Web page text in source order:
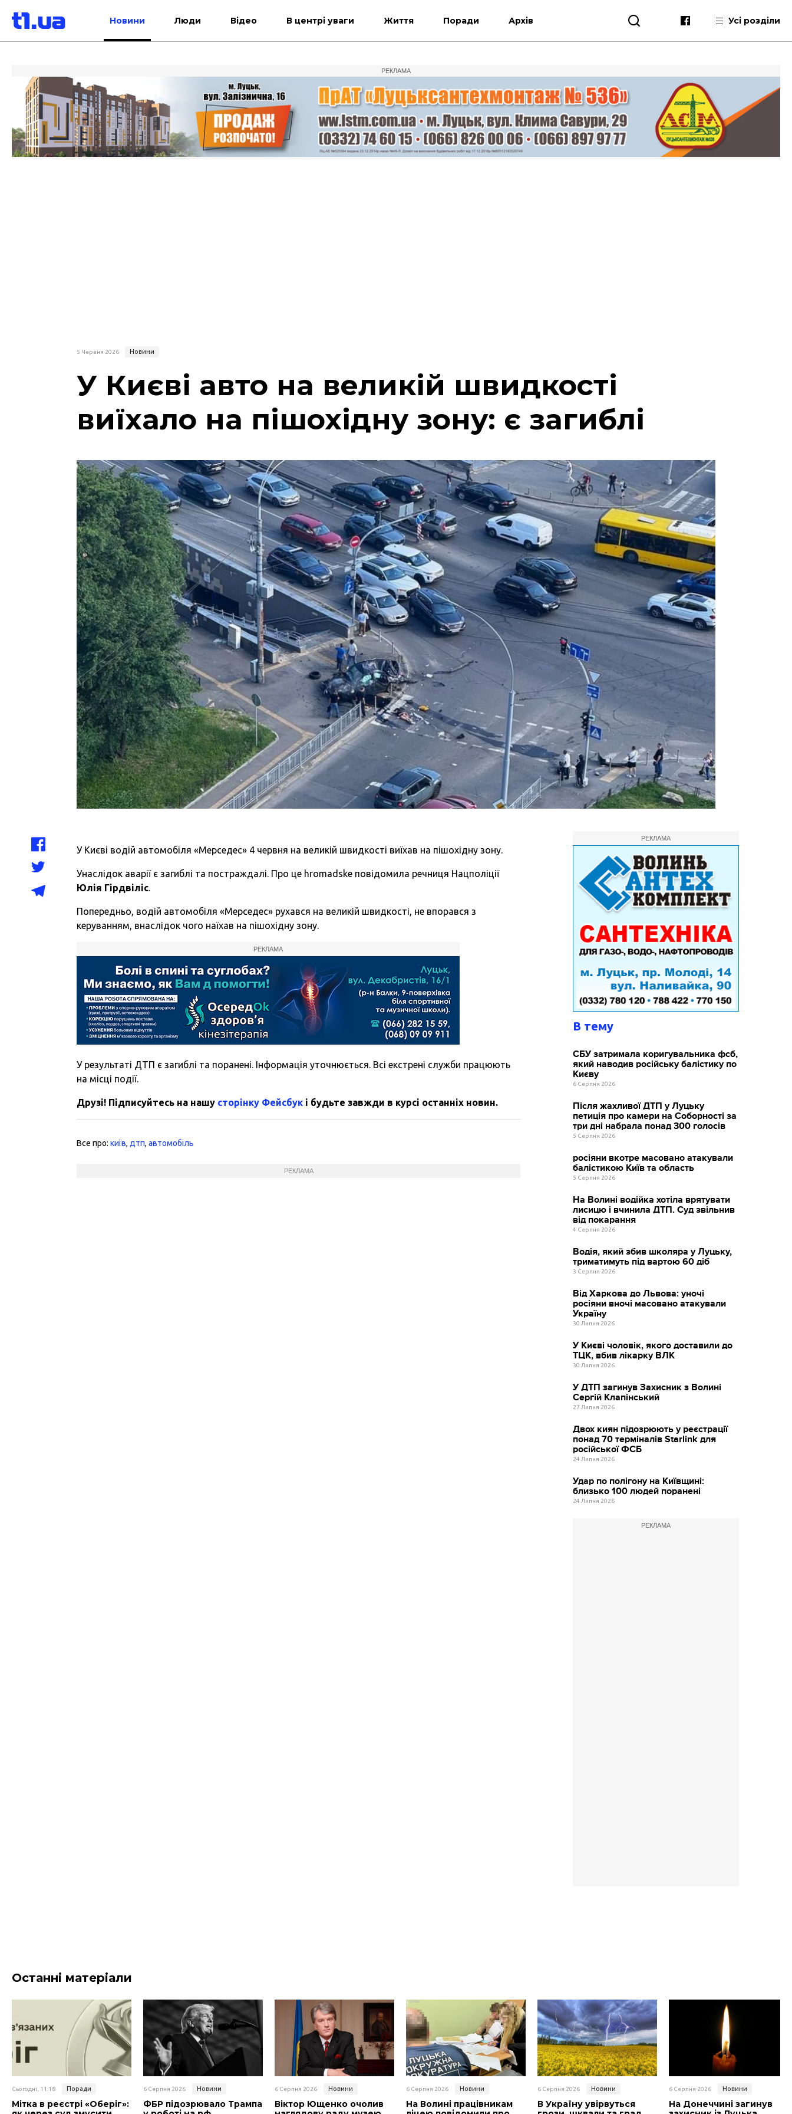
Новини Люди Відео В центрі уваги Життя Поради Архів Усі розділи
РЕКЛАМА
5 Червня 2026 Новини
У Києві авто на великій швидкості
виїхало на пішохідну зону: є загиблі
У Києві водій автомобіля «Мерседес» 4 червня на великій швидкості виїхав на пішохідну зону.
Унаслідок аварії є загиблі та постраждалі. Про це hromadske повідомила речниця Нацполіції
Юлія Гірдвіліс.
Попередньо, водій автомобіля «Мерседес» рухався на великій швидкості, не впорався з
керуванням, внаслідок чого наїхав на пішохідну зону.
РЕКЛАМА
У результаті ДТП є загиблі та поранені. Інформація уточнюється. Всі екстрені служби працюють
на місці події.
Друзі! Підписуйтесь на нашу сторінку Фейсбук і будьте завжди в курсі останніх новин.
Все про:київ, дтп,автомобіль
РЕКЛАМА
РЕКЛАМА
В тему
СБУ затримала коригувальника фсб,
який наводив російську балістику по
Києву
6 Серпня 2026
Після жахливої ДТП у Луцьку
петиція про камери на Соборності за
три дні набрала понад 300 голосів
5 Серпня 2026
росіяни вкотре масовано атакували
балістикою Київ та область
5 Серпня 2026
На Волині водійка хотіла врятувати
лисицю і вчинила ДТП. Суд звільнив
від покарання
4 Серпня 2026
Водія, який збив школяра у Луцьку,
триматимуть під вартою 60 діб
3 Серпня 2026
Від Харкова до Львова: уночі
росіяни вночі масовано атакували
Україну
30 Липня 2026
У Києві чоловік, якого доставили до
ТЦК, вбив лікарку ВЛК
30 Липня 2026
У ДТП загинув Захисник з Волині
Сергій Клапінський
27 Липня 2026
Двох киян підозрюють у реєстрації
понад 70 терміналів Starlink для
російської ФСБ
24 Липня 2026
Удар по полігону на Київщині:
близько 100 людей поранені
24 Липня 2026
РЕКЛАМА
Останні матеріали
Сьогодні, 11:18 Поради
Мітка в реєстрі «Оберіг»:
6 Серпня 2026 Новини
ФБР підозрювало Трампа
6 Серпня 2026 Новини
Віктор Ющенко очолив
6 Серпня 2026 Новини
На Волині працівникам
6 Серпня 2026 Новини
В Україну увірвуться
6 Серпня 2026 Новини
На Донеччині загинув